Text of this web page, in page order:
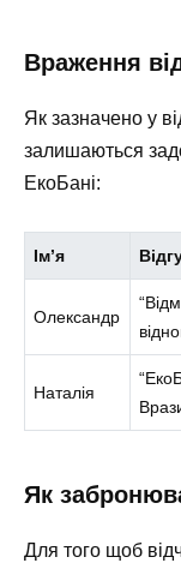
Враження
Як зазначено у
залишаються
ЕкоБані:
Ім’я
Олександр
Наталія
Як
Для того щоб